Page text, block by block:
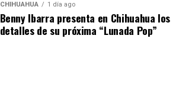
CHIHUAHUA 1 día ago
Benny Ibarra presenta en Chihuahua los
detalles de su próxima “Lunada Pop”